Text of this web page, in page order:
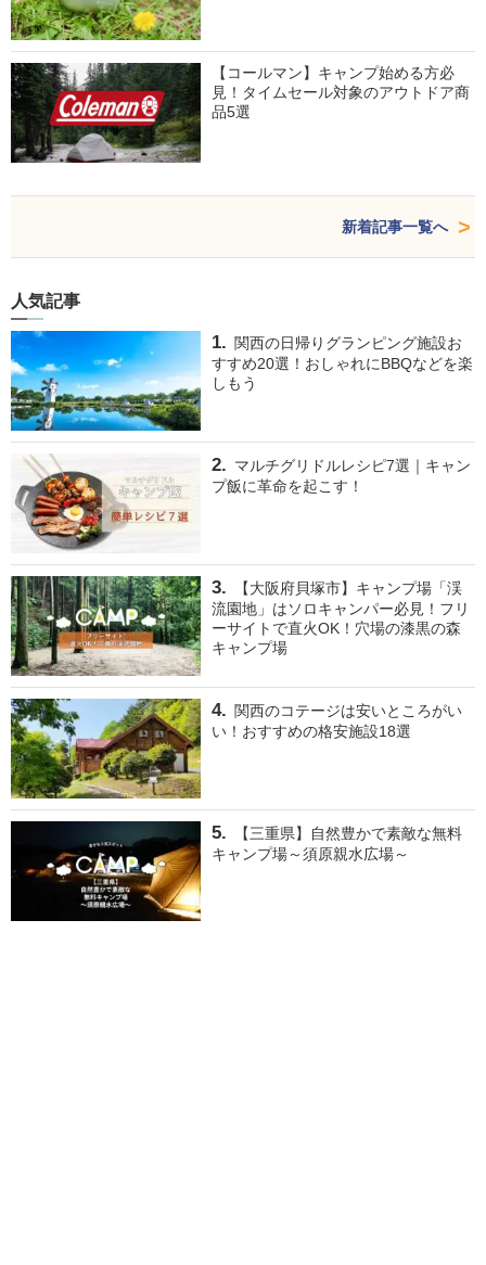
【コールマン】キャンプ始める方必
見！タイムセール対象のアウトドア商
品5選
新着記事一覧へ
人気記事
関西の日帰りグランピング施設お
すすめ20選！おしゃれにBBQなどを楽
しもう
マルチグリドルレシピ7選｜キャン
プ飯に革命を起こす！
【大阪府貝塚市】キャンプ場「渓
流園地」はソロキャンパー必見！フリ
ーサイトで直火OK！穴場の漆黒の森
キャンプ場
関西のコテージは安いところがい
い！おすすめの格安施設18選
【三重県】自然豊かで素敵な無料
キャンプ場～須原親水広場～